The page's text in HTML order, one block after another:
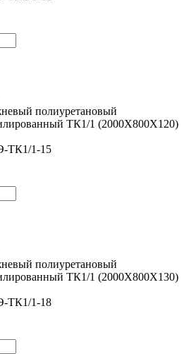
полиуретановый
ТК1/1 (2000Х800Х120)
1-15
полиуретановый
ТК1/1 (2000Х800Х130)
1-18